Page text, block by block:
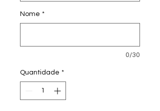
Nome *
0/30
Quantidade *